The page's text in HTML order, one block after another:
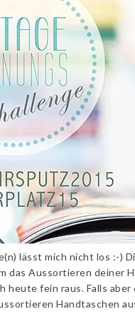
lässt mich nicht los :-)
das Aussortieren deiner
heute fein raus. Falls
Handtaschen